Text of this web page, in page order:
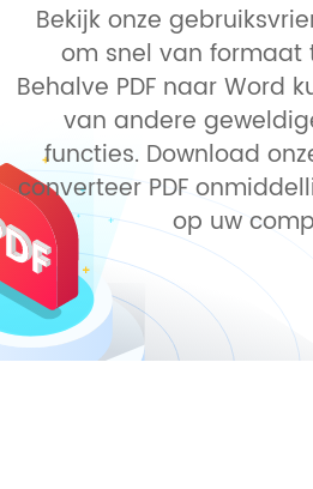
Bekijk onze
om snel van formaat
Behalve PDF naar Word
van andere
functies. Download
converteer PDF
op uw